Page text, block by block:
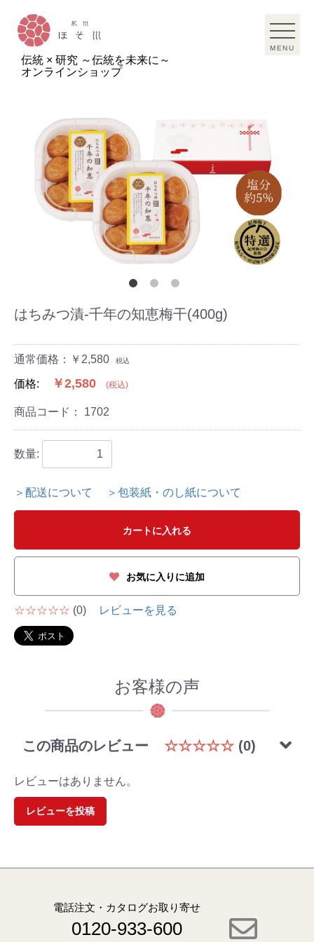
伝統 × 研究 ～伝統を未来に～
オンラインショップ
MENU
はちみつ漬‐千年の知恵梅干(400g)
通常価格：￥2,580 税込
価格: ￥2,580 (税込)
商品コード： 1702
数量:
＞配送について ＞包装紙・のし紙について
カートに入れる
お気に入りに追加
☆☆☆☆☆ (0) レビューを見る
お客様の声
この商品のレビュー ☆☆☆☆☆ (0)
レビューはありません。
レビューを投稿
電話注文・カタログお取り寄せ
0120-933-600